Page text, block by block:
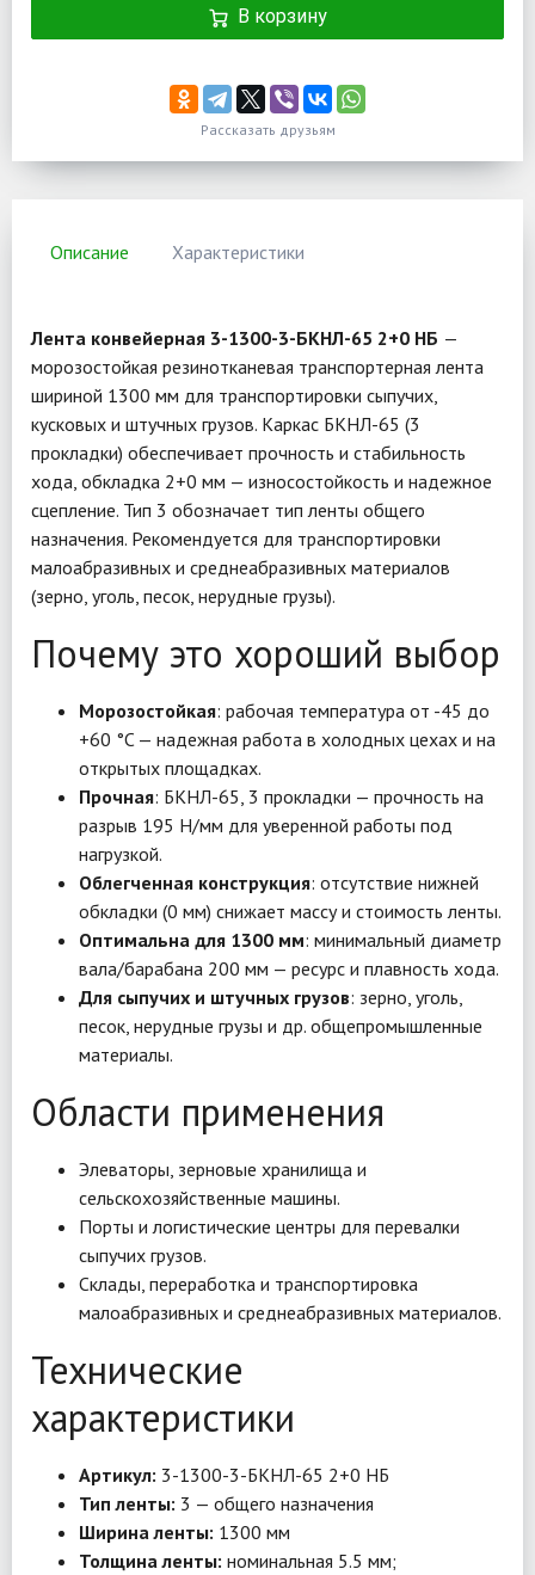
В корзину
Рассказать друзьям
Описание Характеристики
Лента конвейерная 3-1300-3-БКНЛ-65 2+0 НБ —
морозостойкая резинотканевая транспортерная лента
шириной 1300 мм для транспортировки сыпучих,
кусковых и штучных грузов. Каркас БКНЛ-65 (3
прокладки) обеспечивает прочность и стабильность
хода, обкладка 2+0 мм — износостойкость и надежное
сцепление. Тип 3 обозначает тип ленты общего
назначения. Рекомендуется для транспортировки
малоабразивных и среднеабразивных материалов
(зерно, уголь, песок, нерудные грузы).
Почему это хороший выбор
Морозостойкая: рабочая температура от -45 до
+60 °C — надежная работа в холодных цехах и на
открытых площадках.
Прочная: БКНЛ-65, 3 прокладки — прочность на
разрыв 195 Н/мм для уверенной работы под
нагрузкой.
Облегченная конструкция: отсутствие нижней
обкладки (0 мм) снижает массу и стоимость ленты.
Оптимальна для 1300 мм: минимальный диаметр
вала/барабана 200 мм — ресурс и плавность хода.
Для сыпучих и штучных грузов: зерно, уголь,
песок, нерудные грузы и др. общепромышленные
материалы.
Области применения
Элеваторы, зерновые хранилища и
сельскохозяйственные машины.
Порты и логистические центры для перевалки
сыпучих грузов.
Склады, переработка и транспортировка
малоабразивных и среднеабразивных материалов.
Технические
характеристики
Артикул: 3-1300-3-БКНЛ-65 2+0 НБ
Тип ленты: 3 — общего назначения
Ширина ленты: 1300 мм
Толщина ленты: номинальная 5.5 мм;